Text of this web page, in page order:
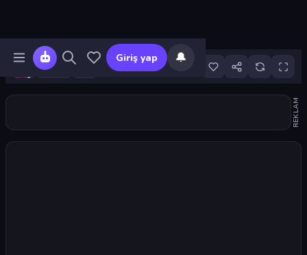
Giriş yap 🔔
12
REKLAM